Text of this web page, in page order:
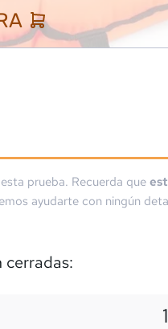
prueba. Recuerda que
ayudarte con ningún
cerradas: